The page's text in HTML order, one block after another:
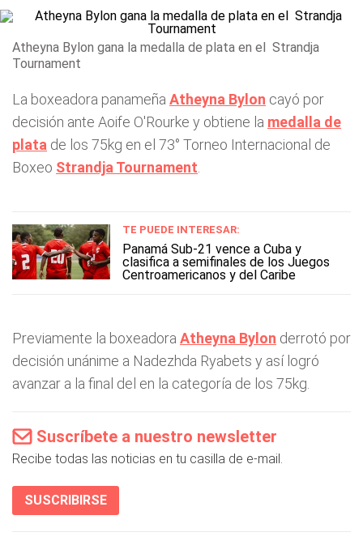
Atheyna Bylon gana la medalla de plata en el Strandja
Tournament
La boxeadora panameña Atheyna Bylon cayó por
decisión ante Aoife O'Rourke y obtiene la medalla de
plata de los 75kg en el 73° Torneo Internacional de
Boxeo Strandja Tournament
TE PUEDE INTERESAR:
Panamá Sub-21 vence a Cuba y
clasifica a semifinales de los Juegos
Centroamericanos y del Caribe
Previamente la boxeadora Atheyna Bylon derrotó por
decisión unánime a Nadezhda Ryabets y así logró
avanzar a la final del en la categoría de los 75kg.
Suscríbete a nuestro newsletter
Recibe todas las noticias en tu casilla de e-mail.
SUSCRIBIRSE